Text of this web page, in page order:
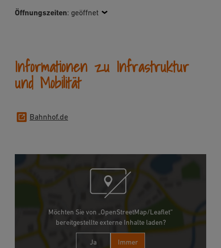
Öffnungszeiten: geöffnet
Informationen zu Infrastruktur
und Mobilität
Bahnhof.de
Möchten Sie von „OpenStreetMap/Leaflet“
bereitgestellte externe Inhalte laden?
Ja Immer